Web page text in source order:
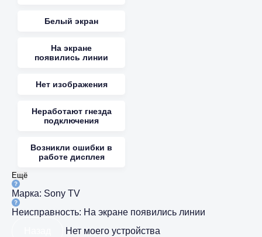
Белый экран
На экране
появились линии
Нет изображения
Неработают гнезда
подключения
Возникли ошибки в
работе дисплея
Ещё
Марка: Sony TV
Неисправность: На экране появились линии
Нет моего устройства